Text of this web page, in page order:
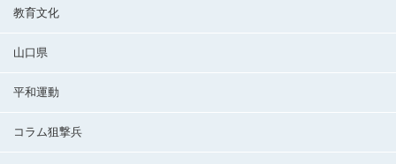
教育文化
山口県
平和運動
コラム狙撃兵